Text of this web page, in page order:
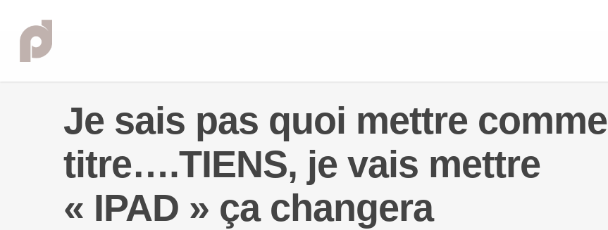
Je sais pas quoi mettre comme
titre….TIENS, je vais mettre
« IPAD » ça changera